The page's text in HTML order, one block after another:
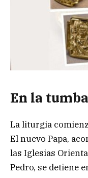
En la
La liturgia
El nuevo Papa,
las Iglesias
Pedro, se detiene